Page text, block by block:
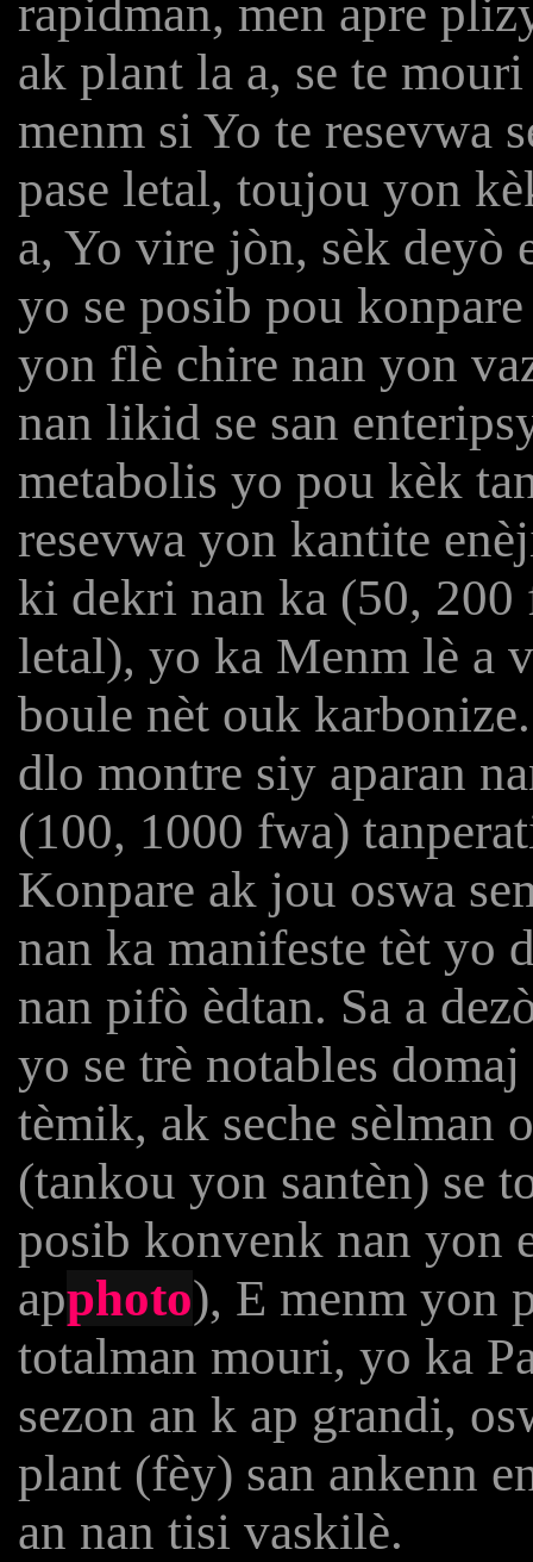
rapidman, men apre
ak plant la a, se te
menm si Yo te resevwa
pase letal, toujou yon
a, Yo vire jòn, sèk deyò
yo se posib pou
yon flè chire nan yon
nan likid se san
metabolis yo pou kèk
resevwa yon kantite
ki dekri nan ka (50,
letal), yo ka Menm lè a
boule nèt ouk
dlo montre siy aparan
(100, 1000 fwa)
Konpare ak jou oswa
nan ka manifeste tèt yo
nan pifò èdtan. Sa a
yo se trè notables
tèmik, ak seche sèlman
(tankou yon santèn) se
posib konvenk nan yon
apphoto), E menm yon
totalman mouri, yo ka
sezon an k ap grandi,
plant (fèy) san ankenn
an nan tisi vaskilè.